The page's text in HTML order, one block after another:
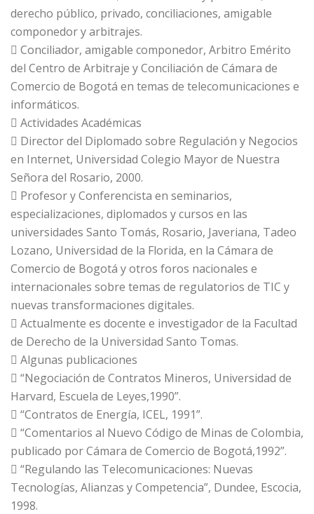
derecho público, privado, conciliaciones, amigable
componedor y arbitrajes.
 Conciliador, amigable componedor, Arbitro Emérito
del Centro de Arbitraje y Conciliación de Cámara de
Comercio de Bogotá en temas de telecomunicaciones e
informáticos.
 Actividades Académicas
 Director del Diplomado sobre Regulación y Negocios
en Internet, Universidad Colegio Mayor de Nuestra
Señora del Rosario, 2000.
 Profesor y Conferencista en seminarios,
especializaciones, diplomados y cursos en las
universidades Santo Tomás, Rosario, Javeriana, Tadeo
Lozano, Universidad de la Florida, en la Cámara de
Comercio de Bogotá y otros foros nacionales e
internacionales sobre temas de regulatorios de TIC y
nuevas transformaciones digitales.
 Actualmente es docente e investigador de la Facultad
de Derecho de la Universidad Santo Tomas.
 Algunas publicaciones
 “Negociación de Contratos Mineros, Universidad de
Harvard, Escuela de Leyes,1990”.
 “Contratos de Energía, ICEL, 1991”.
 “Comentarios al Nuevo Código de Minas de Colombia,
publicado por Cámara de Comercio de Bogotá,1992”.
 “Regulando las Telecomunicaciones: Nuevas
Tecnologías, Alianzas y Competencia”, Dundee, Escocia,
1998.